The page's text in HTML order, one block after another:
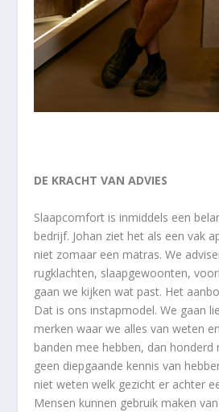
DE KRACHT VAN ADVIES
Slaapcomfort is inmiddels een
bedrijf. Johan ziet het als een vak
niet zomaar een matras. We
rugklachten, slaapgewoonten,
gaan we kijken wat past. Het
Dat is ons instapmodel. We gaan
merken waar we alles van weten
banden mee hebben, dan honderd
geen diepgaande kennis van
niet weten welk gezicht er achter
Mensen kunnen gebruik maken